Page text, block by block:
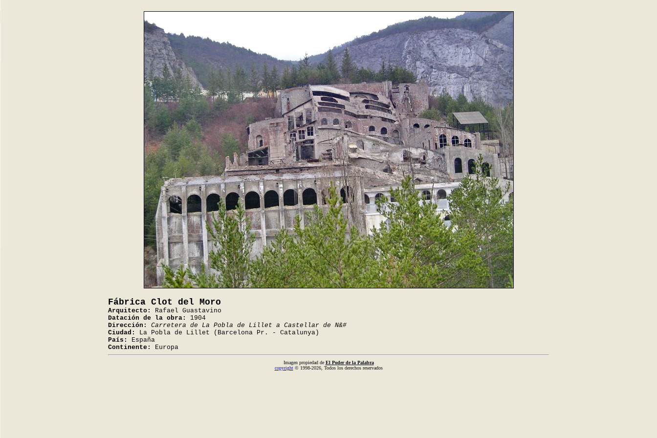
Fábrica Clot del Moro
Arquitecto:
Rafael Guastavino
Datación de la obra:
1904
Dirección:
Carretera de La Pobla de Lillet a Castellar de N&#
Ciudad:
La Pobla de Lillet (Barcelona Pr. - Catalunya)
País:
España
Continente:
Europa
Imagen propiedad de El Poder de la Palabra
copyright© 1998-2026, Todos los derechos reservados